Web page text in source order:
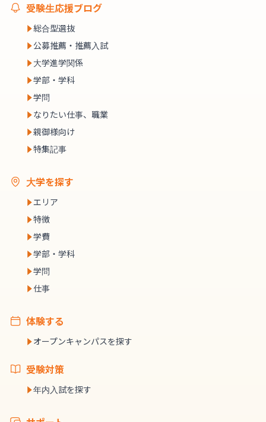
受験生応援ブログ
総合型選抜
公募推薦・推薦入試
大学進学関係
学部・学科
学問
なりたい仕事、職業
親御様向け
特集記事
大学を探す
エリア
特徴
学費
学部・学科
学問
仕事
体験する
オープンキャンパスを探す
受験対策
年内入試を探す